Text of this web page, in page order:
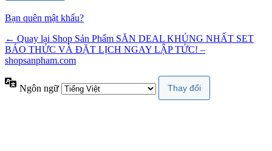
Bạn quên mật khẩu?
← Quay lại Shop Sản Phẩm SĂN DEAL KHỦNG NHẤT SET
BÁO THỨC VÀ ĐẶT LỊCH NGAY LẬP TỨC! –
shopsanpham.com
Ngôn ngữ